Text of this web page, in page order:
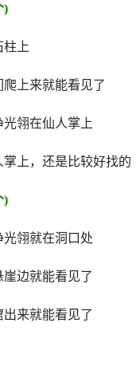
)
柱上
上来就能看见了
翎在仙人掌上
上，还是比较好找的
)
光翎就在洞口处
边就能看见了
来就能看见了